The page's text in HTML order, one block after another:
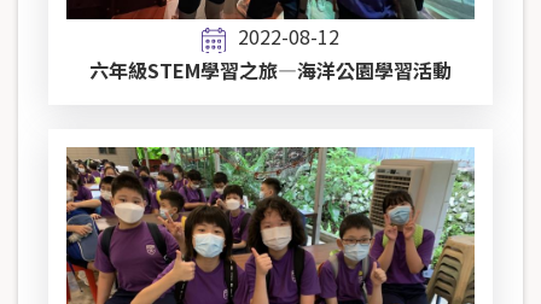
2022-08-12
六年級STEM學習之旅—海洋公園學習活動